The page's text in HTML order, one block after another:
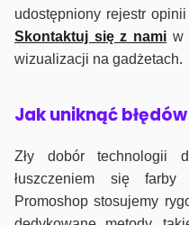
udostępniony rejestr
Skontaktuj się z nami w
wizualizacji na gadżetach.
Jak uniknąć
Zły dobór technologii
łuszczeniem się
Promoshop stosujemy